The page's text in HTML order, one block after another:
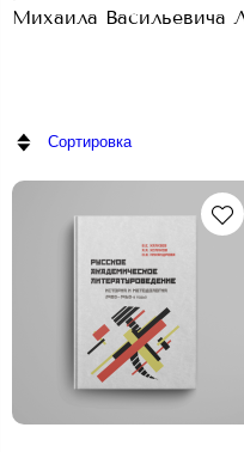
Михаила Васильевича
Сортировка